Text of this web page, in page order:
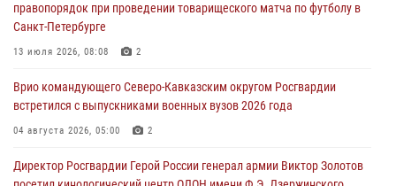
08 августа 2026, 09:00
Военнослужащие Софринской бригады Росгвардии встретились с
дорогой к Победе в СВО» (видео)
08 августа 2026, 07:00
настольному теннису ко Дню физкультурника
правопорядок при проведении товарищеского матча по футболу в
Санкт-Петербурге
13 июля 2026, 08:08 2
Врио командующего Северо-Кавказским округом Росгвардии
встретился с выпускниками военных вузов 2026 года
04 августа 2026, 05:00 2
Директор Росгвардии Герой России генерал армии Виктор Золотов